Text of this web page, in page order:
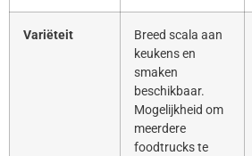
Variëteit
Breed scala aan
keukens en
smaken
beschikbaar.
Mogelijkheid om
meerdere
foodtrucks te